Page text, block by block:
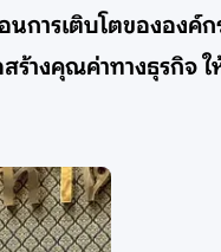
นการเติบโตขององ
ร้างคุณค่าทางธุรกิจ